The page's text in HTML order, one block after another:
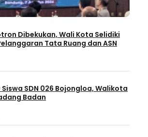
Merajut
Kota Selidiki Dugaan
Dibekukan, Wali Kota Selidiki
Tata Ruang dan ASN
Siswa SDN 026 Bojongloa, Walikota
Badan